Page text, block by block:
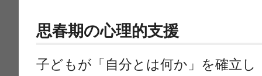
思春期の心理的支援
子どもが「自分とは何か」を確立し